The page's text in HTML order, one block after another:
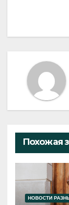
Похожая
НОВОСТИ